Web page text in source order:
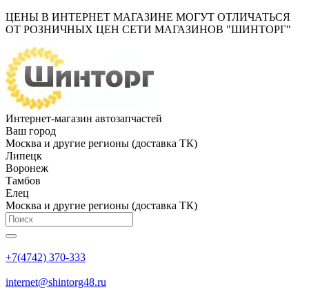
ЦЕНЫ В ИНТЕРНЕТ МАГАЗИНЕ МОГУТ ОТЛИЧАТЬСЯ
ОТ РОЗНИЧНЫХ ЦЕН СЕТИ МАГАЗИНОВ "ШИНТОРГ"
Интернет-магазин автозапчастей
Ваш город
Москва и другие регионы (доставка ТК)
Липецк
Воронеж
Тамбов
Елец
Москва и другие регионы (доставка ТК)
+7(4742) 370-333
internet@shintorg48.ru